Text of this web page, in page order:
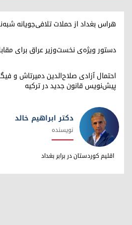
هراس بغداد از حملات تلافی‌جویانه
دستور ویژه‌ی نخست‌وزیر عراق برای
احتمال آزادی صلاح‌الدین دمیرتاش و
پیش‌نویس قانون جدید در ترکیه
دکتر ابراهیم خالد
دکتر ابراهیم خالد
نویسنده
اقلیم کوردستان در برابر بغداد